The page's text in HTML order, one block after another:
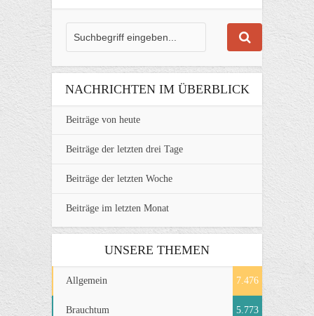
NACHRICHTEN IM ÜBERBLICK
Beiträge von heute
Beiträge der letzten drei Tage
Beiträge der letzten Woche
Beiträge im letzten Monat
UNSERE THEMEN
Allgemein 7.476
Brauchtum 5.773